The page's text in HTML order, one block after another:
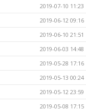
2019-07-10 11:23
2019-06-12 09:16
2019-06-10 21:51
2019-06-03 14:48
2019-05-28 17:16
2019-05-13 00:24
2019-05-12 23:59
2019-05-08 17:15